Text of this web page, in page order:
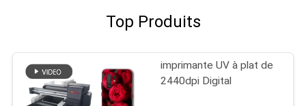
Top Produits
imprimante UV à plat de
2440dpi Digital